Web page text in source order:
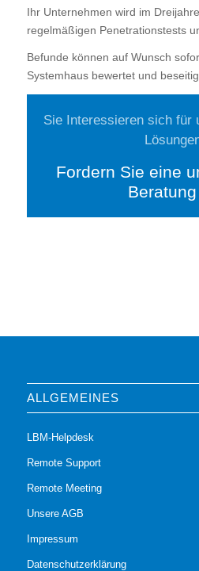
Ihr Unternehmen wird im
regelmäßigen Penetrationstests
Befunde können auf Wunsch
Systemhaus bewertet und
Sie Interessieren sich für
Fordern Sie eine
ALLGEMEINES
LBM-Helpdesk
Remote Support
Remote Meeting
Unsere AGB
Impressum
Datenschutzerklärung